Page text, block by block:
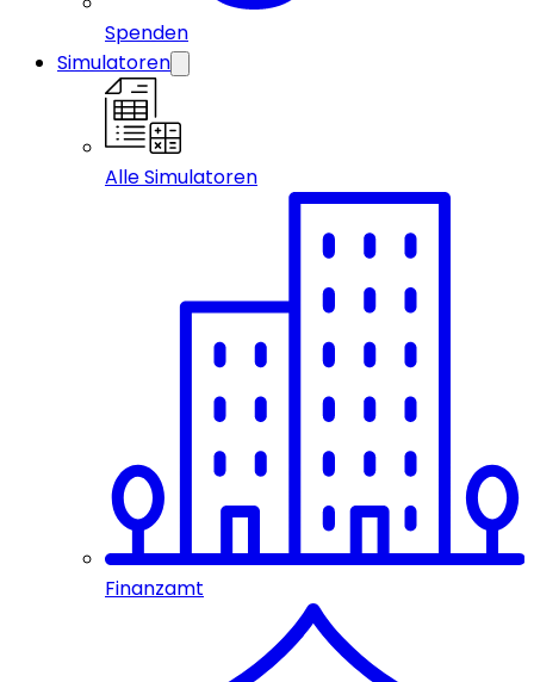
Spenden
Simulatoren
Alle Simulatoren
Finanzamt